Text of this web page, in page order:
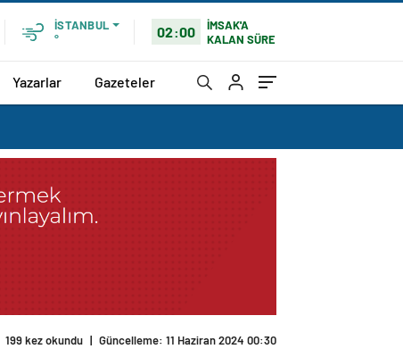
İSTANBUL
°
02:00
İMSAK'A
KALAN SÜRE
Yazarlar Gazeteler
199 kez okundu | Güncelleme: 11 Haziran 2024 00:30